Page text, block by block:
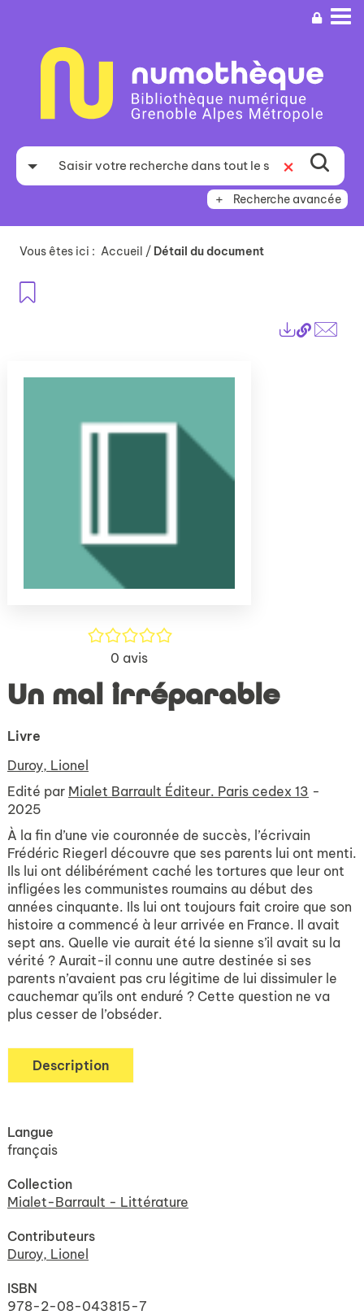
recherche
Recherche avancée
Vous êtes ici : Accueil / Détail du document
Lien
/5
0 avis
Un mal irréparable
Livre
Duroy, Lionel
Edité par Mialet Barrault Éditeur. Paris cedex 13 -
2025
À la fin d’une vie couronnée de succès, l’écrivain
Frédéric Riegerl découvre que ses parents lui ont menti.
Ils lui ont délibérément caché les tortures que leur ont
infligées les communistes roumains au début des
années cinquante. Ils lui ont toujours fait croire que son
histoire a commencé à leur arrivée en France. Il avait
sept ans. Quelle vie aurait été la sienne s’il avait su la
vérité ? Aurait-il connu une autre destinée si ses
parents n’avaient pas cru légitime de lui dissimuler le
cauchemar qu’ils ont enduré ? Cette question ne va
plus cesser de l’obséder.
Description
Langue
français
Collection
Mialet-Barrault - Littérature
Contributeurs
Duroy, Lionel
ISBN
978-2-08-043815-7